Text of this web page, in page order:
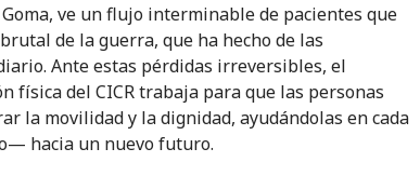
ve un flujo interminable de pacientes que
de la guerra, que ha hecho de las
Ante estas pérdidas irreversibles, el
física del CICR trabaja para que las personas
la movilidad y la dignidad, ayudándolas en cada
hacia un nuevo futuro.